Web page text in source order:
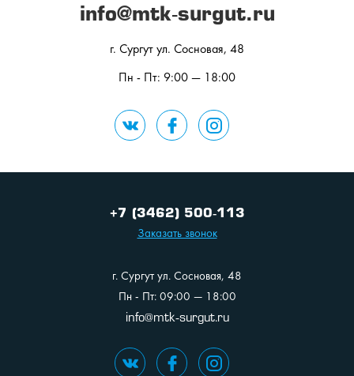
info@mtk-surgut.ru
г. Сургут ул. Сосновая, 48
Пн - Пт: 9:00 — 18:00
+7 (3462) 500-113
Заказать звонок
г. Сургут ул. Сосновая, 48
Пн - Пт: 09:00 — 18:00
info@mtk-surgut.ru